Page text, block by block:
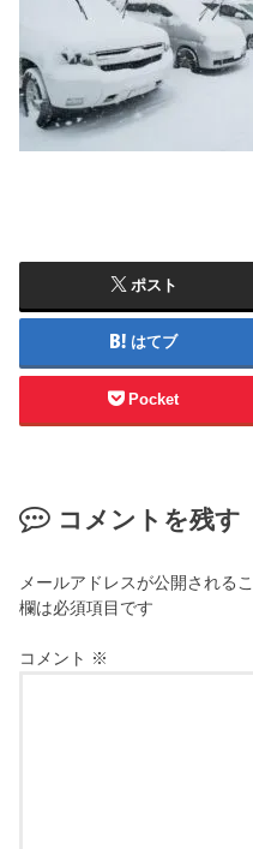
ポスト
はてブ
Pocket
コメントを残す
メールアドレスが公開される
欄は必須項目です
コメント ※